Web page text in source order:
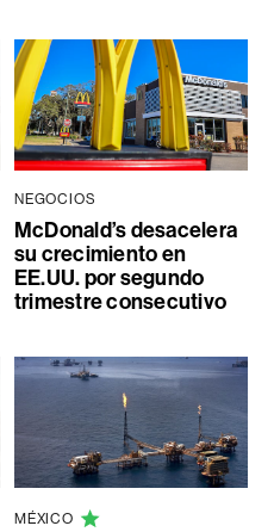
NEGOCIOS
McDonald’s desacelera
su crecimiento en
EE.UU. por segundo
trimestre consecutivo
MÉXICO